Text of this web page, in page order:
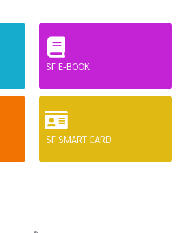
SF E-BOOK
SF SMART CARD